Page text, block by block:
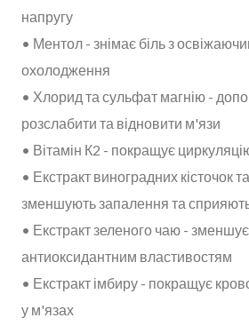
напругу
• Ментол - знімає біль з
охолодження
• Хлорид та сульфат магнію -
розслабити та відновити м'язи
• Вітамін К2 - покращує
• Екстракт виноградних кісточок
зменшують запалення та
• Екстракт зеленого чаю -
антиоксидантним властивостям
• Екстракт імбиру - покращує
у м'язах